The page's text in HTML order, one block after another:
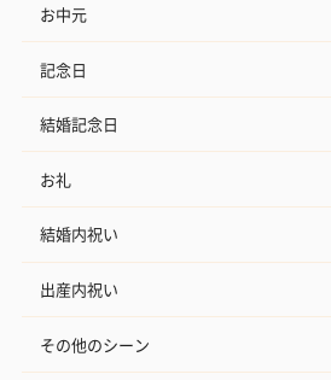
お中元
記念日
結婚記念日
お礼
結婚内祝い
出産内祝い
その他のシーン